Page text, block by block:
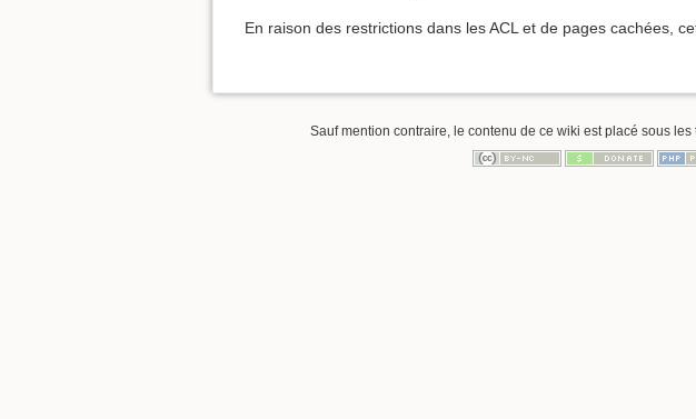
En raison des restrictions dans les ACL et de pages cachées,
Sauf mention contraire, le contenu de ce wiki est placé sous